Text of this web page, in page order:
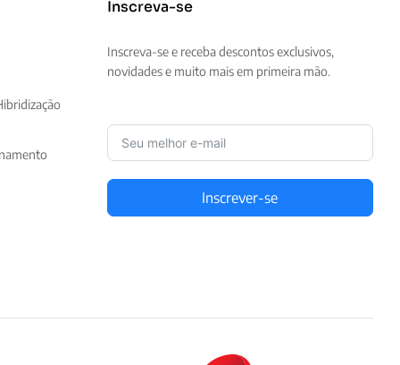
Inscreva-se
Inscreva-se e receba descontos exclusivos,
novidades e muito mais em primeira mão.
Inscrever-se